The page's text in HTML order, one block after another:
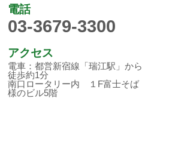
電話
03-3679-3300
アクセス
電車：都営新宿線「瑞江駅」から
徒歩約1分
南口ロータリー内 １F富士そば
様のビル5階